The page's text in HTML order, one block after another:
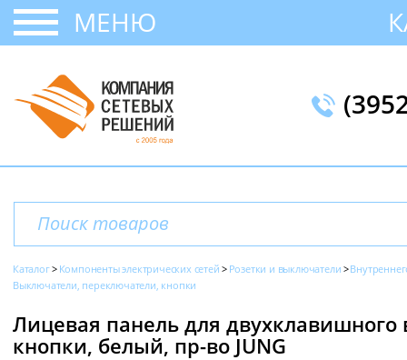
МЕНЮ
Каталог Компоненты электрических сетей Розетки и выключатели
Выключатели, переключатели, кнопки
Лицевая панель для
кнопки, белый, пр-во JUNG